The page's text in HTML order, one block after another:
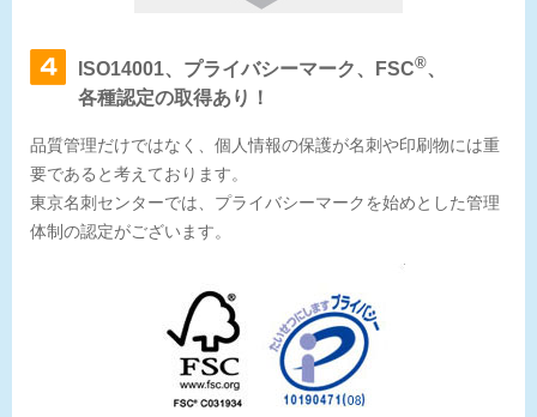
ISO14001、プライバシーマーク、FSC®、
各種認定の取得あり！
品質管理だけではなく、個人情報の保護が名刺や印刷物には重
要であると考えております。
東京名刺センターでは、プライバシーマークを始めとした管理
体制の認定がございます。